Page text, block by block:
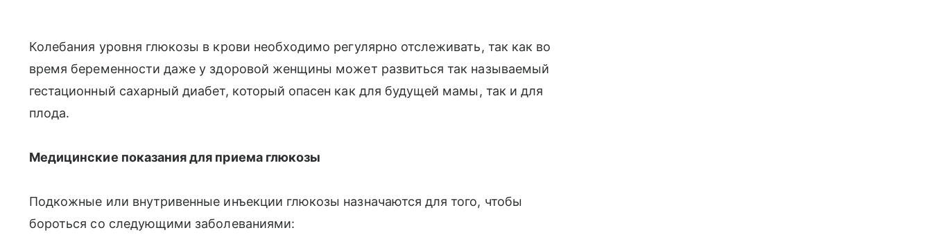
Колебания уровня глюкозы в крови необходимо регулярно отслеживать, так как во
время беременности даже у здоровой женщины может развиться так называемый
гестационный сахарный диабет, который опасен как для будущей мамы, так и для
плода.
Медицинские показания для приема глюкозы
Подкожные или внутривенные инъекции глюкозы назначаются для того, чтобы
бороться со следующими заболеваниями: